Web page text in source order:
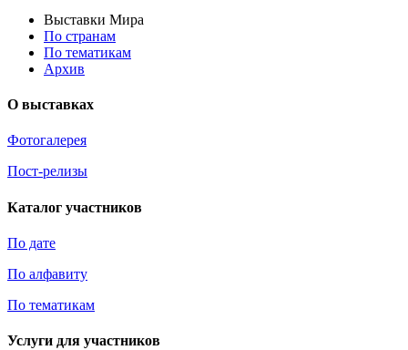
Выставки Мира
По странам
По тематикам
Архив
О выставках
Фотогалерея
Пост-релизы
Каталог участников
По дате
По алфавиту
По тематикам
Услуги для участников